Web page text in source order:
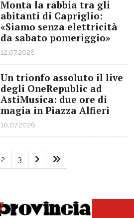
Monta la rabbia tra gli
abitanti di Capriglio:
«Siamo senza elettricità
da sabato pomeriggio»
12.07.2026
Un trionfo assoluto il live
degli OneRepublic ad
AstiMusica: due ore di
magia in Piazza Alfieri
10.07.2026
2 3